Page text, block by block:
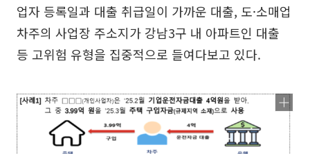
업자 등록일과 대출 취급일이 가까운 대출, 도·소매업
차주의 사업장 주소지가 강남3구 내 아파트인 대출
등 고위험 유형을 집중적으로 들여다보고 있다.